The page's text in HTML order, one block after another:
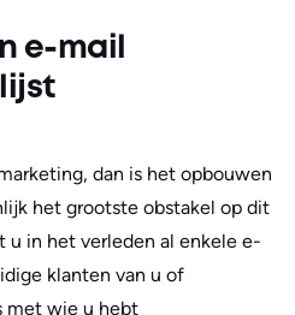
e-mail
dan is het opbouwen
het grootste obstakel op dit
u in het verleden al enkele e-
klanten van u of
met wie u hebt